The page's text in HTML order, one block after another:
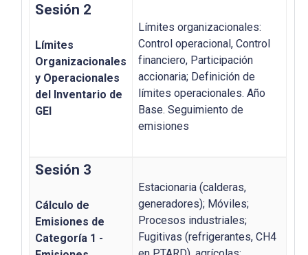
Sesión 2
Límites
Organizacionales
y Operacionales
del Inventario de
GEI
Límites organizacionales:
Control operacional, Control
financiero, Participación
accionaria; Definición de
límites operacionales. Año
Base. Seguimiento de
emisiones
Sesión 3
Cálculo de
Emisiones de
Categoría 1 -
Estacionaria (calderas,
generadores); Móviles;
Procesos industriales;
Fugitivas (refrigerantes, CH4